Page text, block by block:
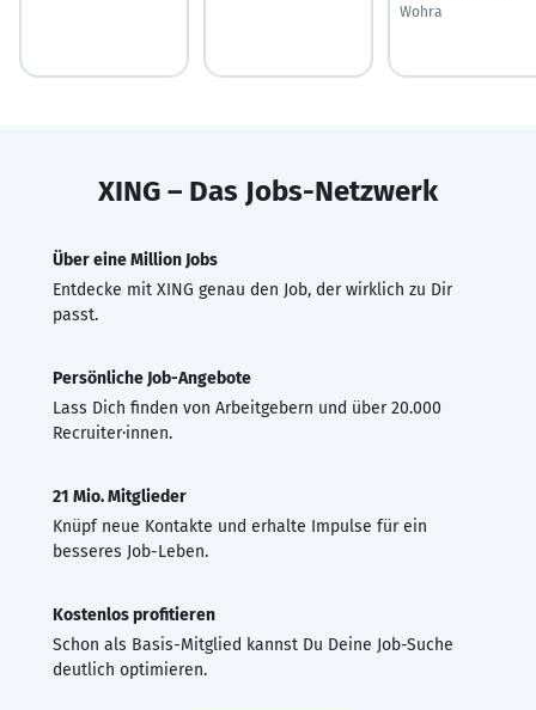
Wohra
XING – Das Jobs-Netzwerk
Über eine Million Jobs
Entdecke mit XING genau den Job, der wirklich zu Dir
passt.
Persönliche Job-Angebote
Lass Dich finden von Arbeitgebern und über 20.000
Recruiter·innen.
21 Mio. Mitglieder
Knüpf neue Kontakte und erhalte Impulse für ein
besseres Job-Leben.
Kostenlos profitieren
Schon als Basis-Mitglied kannst Du Deine Job-Suche
deutlich optimieren.